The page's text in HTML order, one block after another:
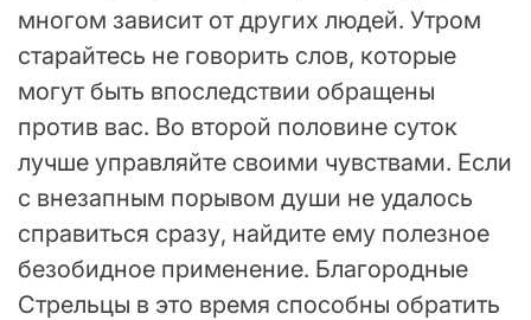
многом зависит от других людей. Утром
старайтесь не говорить слов, которые
могут быть впоследствии обращены
против вас. Во второй половине суток
лучше управляйте своими чувствами. Если
с внезапным порывом души не удалось
справиться сразу, найдите ему полезное
безобидное применение. Благородные
Стрельцы в это время способны обратить